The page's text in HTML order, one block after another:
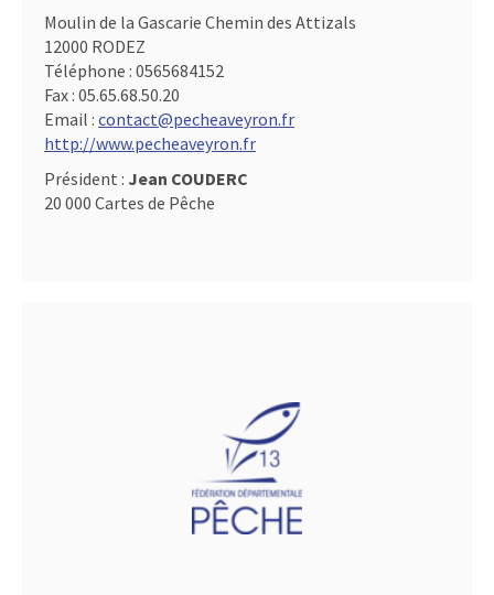
Moulin de la Gascarie Chemin des Attizals
12000 RODEZ
Téléphone : 0565684152
Fax : 05.65.68.50.20
Email : contact@pecheaveyron.fr
http://www.pecheaveyron.fr
Président : Jean COUDERC
20 000 Cartes de Pêche